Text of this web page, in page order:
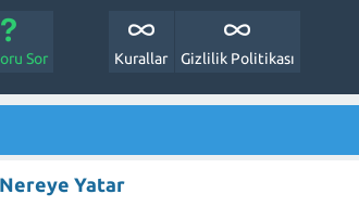
Sor Gizlilik Politikası
Kurallar
Yatar